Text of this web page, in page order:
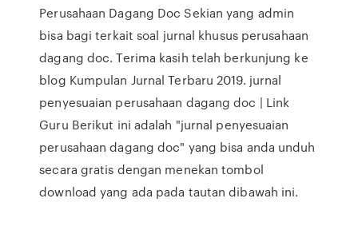
Perusahaan Dagang Doc Sekian yang admin
bisa bagi terkait soal jurnal khusus perusahaan
dagang doc. Terima kasih telah berkunjung ke
blog Kumpulan Jurnal Terbaru 2019. jurnal
penyesuaian perusahaan dagang doc | Link
Guru Berikut ini adalah "jurnal penyesuaian
perusahaan dagang doc" yang bisa anda unduh
secara gratis dengan menekan tombol
download yang ada pada tautan dibawah ini.